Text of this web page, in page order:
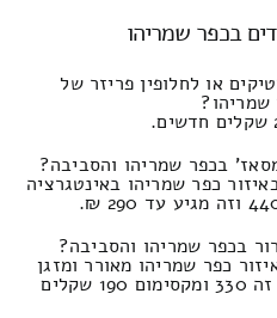
בכפר שמריהו
או לחלופין פריזר של
שמריהו?
בכפר שמריהו והסביבה?
כפר שמריהו באינטגרציה
בכפר שמריהו והסביבה?
כפר שמריהו מאורר ומזגן
פשוט לא בסיפוח התקנה העלות זה 330 ומקסימום 190 שקלים